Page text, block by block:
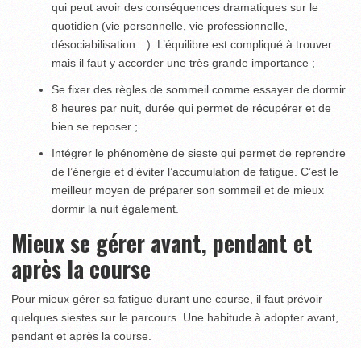
qui peut avoir des conséquences dramatiques sur le
quotidien (vie personnelle, vie professionnelle,
désociabilisation…). L’équilibre est compliqué à trouver
mais il faut y accorder une très grande importance ;
Se fixer des règles de sommeil comme essayer de dormir
8 heures par nuit, durée qui permet de récupérer et de
bien se reposer ;
Intégrer le phénomène de sieste qui permet de reprendre
de l’énergie et d’éviter l’accumulation de fatigue. C’est le
meilleur moyen de préparer son sommeil et de mieux
dormir la nuit également.
Mieux se gérer avant, pendant et
après la course
Pour mieux gérer sa fatigue durant une course, il faut prévoir
quelques siestes sur le parcours. Une habitude à adopter avant,
pendant et après la course.